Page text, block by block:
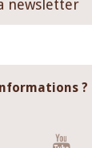
newsletter
?